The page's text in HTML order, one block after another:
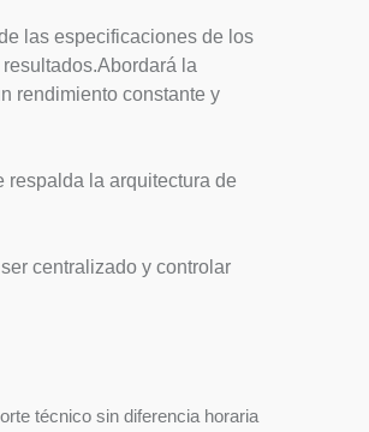
las especificaciones de los
la
rendimiento constante y
respalda la arquitectura de
centralizado y controlar
técnico sin diferencia horaria